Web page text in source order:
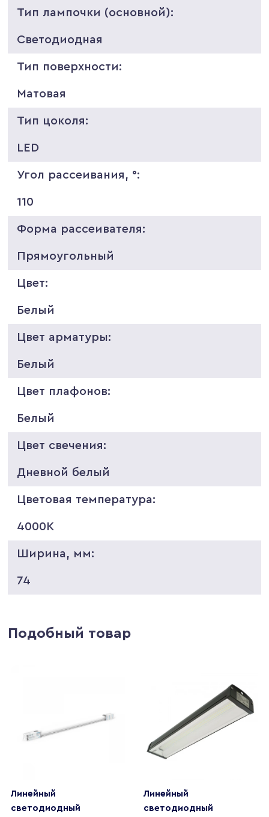
Тип лампочки (основной):
Светодиодная
Тип поверхности:
Матовая
Тип цоколя:
LED
Угол рассеивания, °:
110
Форма рассеивателя:
Прямоугольный
Цвет:
Белый
Цвет арматуры:
Белый
Цвет плафонов:
Белый
Цвет свечения:
Дневной белый
Цветовая температура:
4000K
Ширина, мм:
74
Подобный товар
Линейный
светодиодный
Линейный
светодиодный